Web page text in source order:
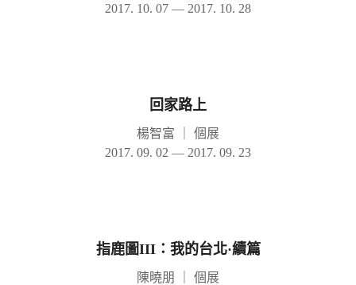
2017. 10. 07 — 2017. 10. 28
回家路上
楊智富
個展
2017. 09. 02 — 2017. 09. 23
指鹿圖III：我的台北·續篇
陳曉朋
個展